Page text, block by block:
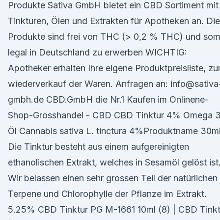
Produkte Sativa GmbH bietet ein CBD Sortiment mit
Tinkturen, Ölen und Extrakten für Apotheken an. Die
Produkte sind frei von THC (> 0,2 % THC) und
legal in Deutschland zu erwerben WICHTIG:
Apotheker erhalten Ihre eigene Produktpreisliste,
wiederverkauf der Waren. Anfragen an:
gmbh.de CBD.GmbH die Nr.1 Kaufen im Onlinene-
Shop-Grosshandel - CBD CBD Tinktur 4% Omega 3
Öl Cannabis sativa L. tinctura 4%Produktname 30ml
Die Tinktur besteht aus einem aufgereinigten
ethanolischen Extrakt, welches in Sesamöl gelöst ist.
Wir belassen einen sehr grossen Teil der natürlichen
Terpene und Chlorophylle der Pflanze im Extrakt.
5.25% CBD Tinktur PG M-1661 10ml (8) | CBD